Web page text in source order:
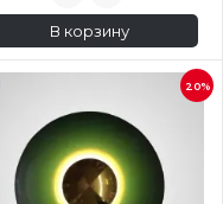
В корзину
20%